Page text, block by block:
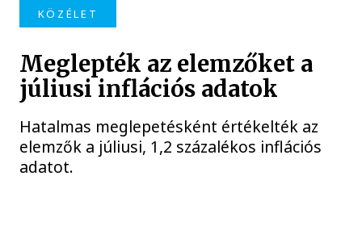
KÖZÉLET
Meglepték az elemzőket a
júliusi inflációs adatok
Hatalmas meglepetésként értékelték az
elemzők a júliusi, 1,2 százalékos inflációs
adatot.